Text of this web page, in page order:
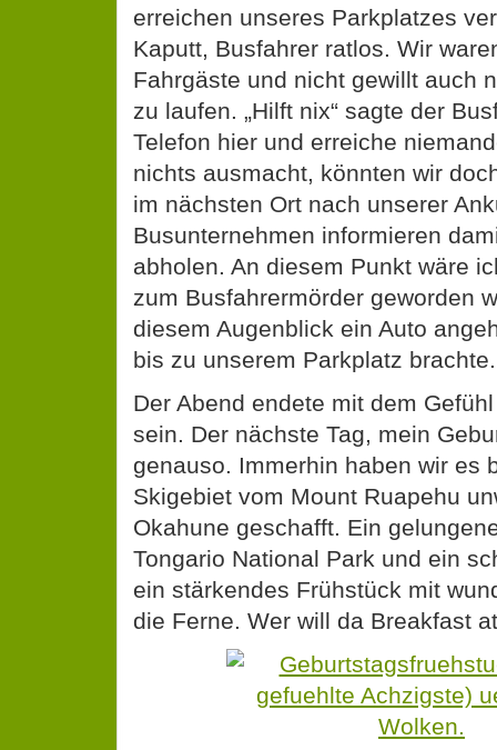
erreichen unseres Parkplatzes
Kaputt, Busfahrer ratlos. Wir
Fahrgäste und nicht gewillt auch
zu laufen. „Hilft nix“ sagte der
Telefon hier und erreiche
nichts ausmacht, könnten wir
im nächsten Ort nach unserer
Busunternehmen informieren
abholen. An diesem Punkt wäre
zum Busfahrermörder geworden
diesem Augenblick ein Auto
bis zu unserem Parkplatz brachte.
Der Abend endete mit dem
sein. Der nächste Tag, mein
genauso. Immerhin haben wir es
Skigebiet vom Mount Ruapehu
Okahune geschafft. Ein
Tongario National Park und ein
ein stärkendes Frühstück mit
die Ferne. Wer will da Breakfast